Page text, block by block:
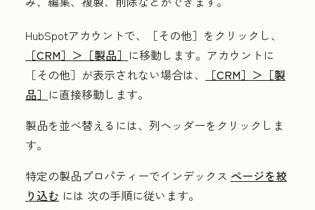
HubSpotアカウントで、
［その他］をクリックし、
［CRM］＞ ［製品］ に移動します。アカウントに
［その他］が表示されない場合は、
［CRM］＞ ［製
品］ に直接移動します。
製品を並べ替えるには、 列ヘッダーをクリックしま
す。
特定の製品プロパティーでインデックス ページを絞
り込む には 次の手順に従います。